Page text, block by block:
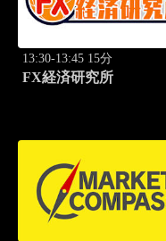
13:30-13:45 15分
FX経済研究所